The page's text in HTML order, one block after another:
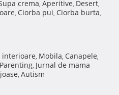
crema, Aperitive, Desert,
, Ciorba pui, Ciorba burta,
interioare, Mobila, Canapele,
Parenting, Jurnal de mama
, Autism